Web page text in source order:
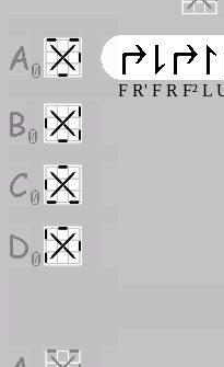
F R' F R F² L